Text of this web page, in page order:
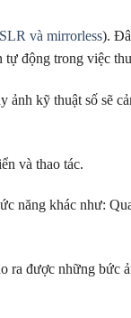
và mirrorless).
tự động trong việc
kỹ thuật số sẽ
và thao tác.
năng khác như:
ra được những bức